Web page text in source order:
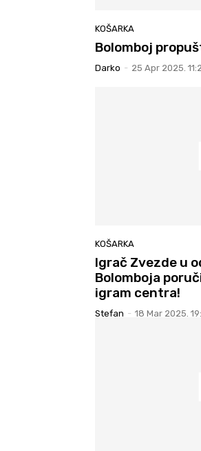
KOŠARKA
Bolomboj
Darko - 25 Apr 2025.
KOŠARKA
Igrač Zvezde u
Bolomboja
igram centra!
Stefan - 18 Mar 2025.